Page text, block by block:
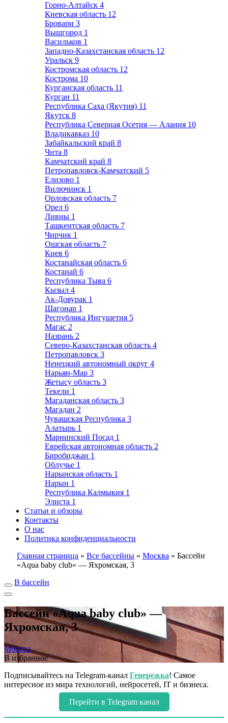
Горно-Алтайск 4
Киевская область 12
Бровари 3
Вышгород 1
Васильков 1
Западно-Казахстанская область 12
Уральск 9
Костромская область 12
Кострома 10
Курганская область 11
Курган 11
Республика Саха (Якутия) 11
Якутск 8
Республика Северная Осетия — Алания 10
Владикавказ 10
Забайкальский край 8
Чита 8
Камчатский край 8
Петропавловск-Камчатский 5
Елизово 1
Вилючинск 1
Орловская область 7
Орел 6
Ливны 1
Ташкентская область 7
Чирчик 1
Ошская область 7
Киев 6
Костанайская область 6
Костанай 6
Республика Тыва 6
Кызыл 4
Ак-Довурак 1
Шагонар 1
Республика Ингушетия 5
Магас 2
Назрань 2
Северо-Казахстанская область 4
Петропавловск 3
Ненецкий автономный округ 4
Нарьян-Мар 3
Жетысу область 3
Текели 1
Магаданская область 3
Магадан 2
Чувашская Республика 3
Алатырь 1
Мариинский Посад 1
Еврейская автономная область 2
Биробиджан 1
Облучье 1
Нарынская область 1
Нарын 1
Республика Калмыкия 1
Элиста 1
Статьи и обзоры
Контакты
О нас
Политика конфиденциальности
Главная страница » Все бассейны » Москва » Бассейн
«Aqua baby club» — Яхромская, 3
В бассейн
Бассейн «Aqua baby club» —
Яхромская, 3
Москва
В избранное
Подписывайтесь на Telegram-канал Генережка! Самое
интересное из мира технологий, нейросетей, IT и бизнеса.
Перейти в Telegram канал